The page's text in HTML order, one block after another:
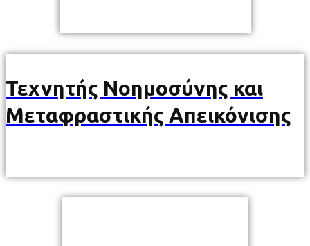
Τεχνητής Νοημοσύνης και
Μεταφραστικής Απεικόνισης